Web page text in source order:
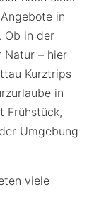
in
Ob in der
Natur – hier
Kurztrips
in
Frühstück,
Umgebung
viele